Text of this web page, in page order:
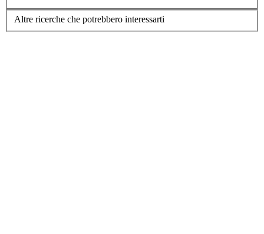
Altre ricerche che potrebbero interessarti